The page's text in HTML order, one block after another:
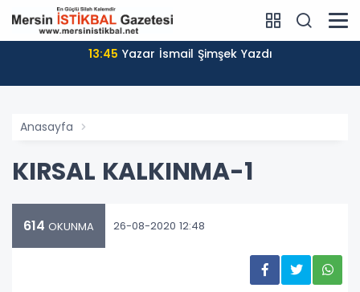
13:45 Yazar İsmail Şimşek Yazdı
Anasayfa
KIRSAL KALKINMA-1
614 OKUNMA 26-08-2020 12:48